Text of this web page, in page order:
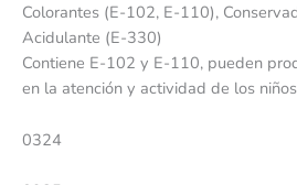
Colorantes (E-102, E-110),
Acidulante (E-330)
Contiene E-102 y E-110, pueden
en la atención y actividad de los
0324